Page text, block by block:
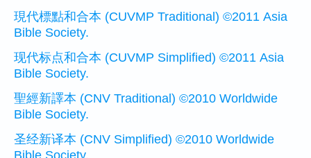
現代標點和合本 (CUVMP Traditional) ©2011 Asia
Bible Society.
现代标点和合本 (CUVMP Simplified) ©2011 Asia
Bible Society.
聖經新譯本 (CNV Traditional) ©2010 Worldwide
Bible Society.
圣经新译本 (CNV Simplified) ©2010 Worldwide